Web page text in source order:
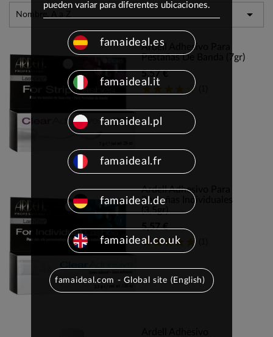
Nombre, A a Z 
Ardell Adhesivo Para
Pestañas De Banda (7gr)
5,57 €
Ardell Adhesivo Para
Pestañas Individuales
5,57 €
pueden variar para diferentes ubicaciones.
famaideal.es
famaideal.it
famaideal.pl
famaideal.fr
famaideal.de
famaideal.co.uk
famaideal.com - Global site (English)